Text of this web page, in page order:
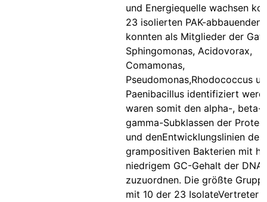
und Energiequelle wachsen
23 isolierten PAK-abbauenden
konnten als Mitglieder der
Sphingomonas, Acidovorax,
Comamonas,
Pseudomonas,Rhodococcus
Paenibacillus identifiziert
waren somit den alpha-, beta-
gamma-Subklassen der
und denEntwicklungslinien der
grampositiven Bakterien mit
niedrigem GC-Gehalt der DNA
zuzuordnen. Die größte
mit 10 der 23 IsolateVertreter